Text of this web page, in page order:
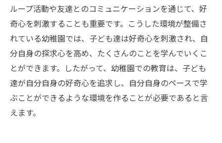
ループ活動や友達とのコミュニケーションを通じて、好
奇心を刺激することも重要です。こうした環境が整備さ
れている幼稚園では、子ども達は好奇心を刺激され、自
分自身の探求心を高め、たくさんのことを学んでいくこ
とができます。したがって、幼稚園での教育は、子ども
達が自分自身の好奇心を追求し、自分自身のペースで学
ぶことができるような環境を作ることが必要であると言
えます。